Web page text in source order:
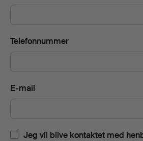
Telefonnummer
E-mail
Jeg vil blive kontaktet med